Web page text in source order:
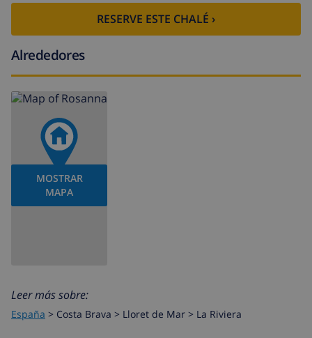
RESERVE ESTE CHALÉ ›
Alrededores
MOSTRAR
MAPA
Leer más sobre:
España > Costa Brava > Lloret de Mar > La Riviera